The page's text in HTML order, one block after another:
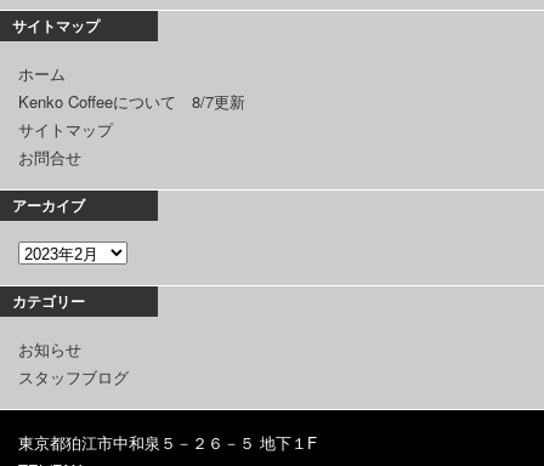
サイトマップ
ホーム
Kenko Coffeeについて 8/7更新
サイトマップ
お問合せ
アーカイブ
カテゴリー
お知らせ
スタッフブログ
東京都狛江市中和泉５－２６－５ 地下１F